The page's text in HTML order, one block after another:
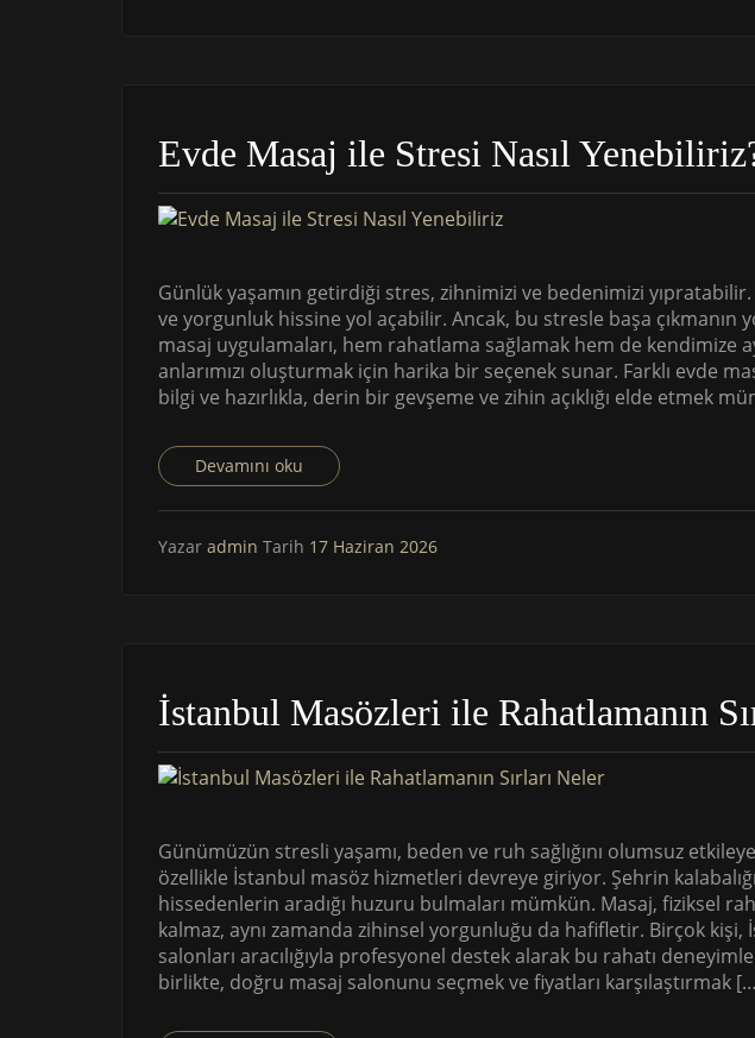
Evde Masaj ile Stresi Nasıl
Günlük yaşamın getirdiği stres, zihnimizi ve bedenimizi
ve yorgunluk hissine yol açabilir. Ancak, bu stresle başa çıkmanın
masaj uygulamaları, hem rahatlama sağlamak hem de kendimize
anlarımızı oluşturmak için harika bir seçenek sunar. Farklı evde
bilgi ve hazırlıkla, derin bir gevşeme ve zihin açıklığı elde etmek
Devamını oku
Yazar admin Tarih 17 Haziran 2026
İstanbul Masözleri ile Rahatlamanın
Günümüzün stresli yaşamı, beden ve ruh sağlığını olumsuz
özellikle İstanbul masöz hizmetleri devreye giriyor. Şehrin
hissedenlerin aradığı huzuru bulmaları mümkün. Masaj, fiziksel
kalmaz, aynı zamanda zihinsel yorgunluğu da hafifletir. Birçok kişi,
salonları aracılığıyla profesyonel destek alarak bu rahatı
birlikte, doğru masaj salonunu seçmek ve fiyatları karşılaştırmak